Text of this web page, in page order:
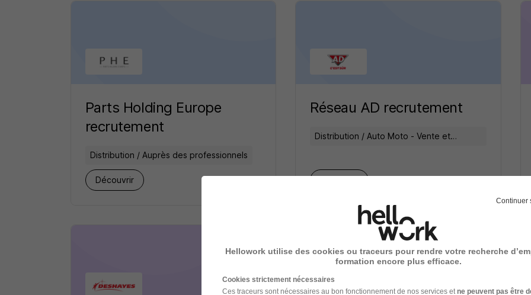
Parts Holding Europe
recrutement
Distribution / Auprès des professionnels
Découvrir
Réseau AD recrutement
Distribution / Auto Moto - Vente et
Continuer
Hellowork utilise des cookies ou traceurs pour rendre votre recherche
formation encore plus efficace.
Cookies strictement nécessaires
Ces traceurs sont nécessaires au bon fonctionnement de nos services et ne peuvent pas être